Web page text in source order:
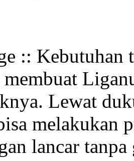
:: Kebutuhan
Lewat
melakukan
lancar